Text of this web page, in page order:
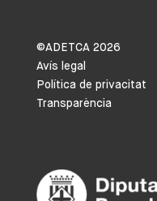
©ADETCA 2026
Avís legal
Política de privacitat
Transparència